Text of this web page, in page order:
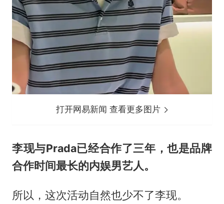
打开网易新闻 查看更多图片
李现与Prada已经合作了三年，也是品牌
合作时间最长的内娱男艺人。
所以，这次活动自然也少不了李现。